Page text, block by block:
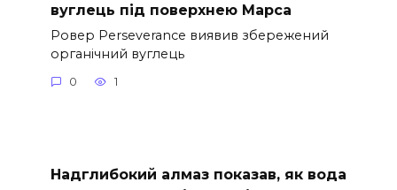
вуглець під поверхнею Марса
Ровер Perseverance виявив збережений
органічний вуглець
0 1
Надглибокий алмаз показав, як вода